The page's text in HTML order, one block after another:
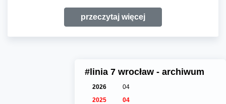
przeczytaj więcej
#linia 7 wrocław - archiwum
2026
04
2025
04